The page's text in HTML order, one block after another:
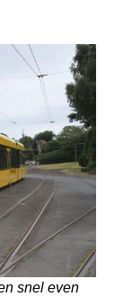
snel even